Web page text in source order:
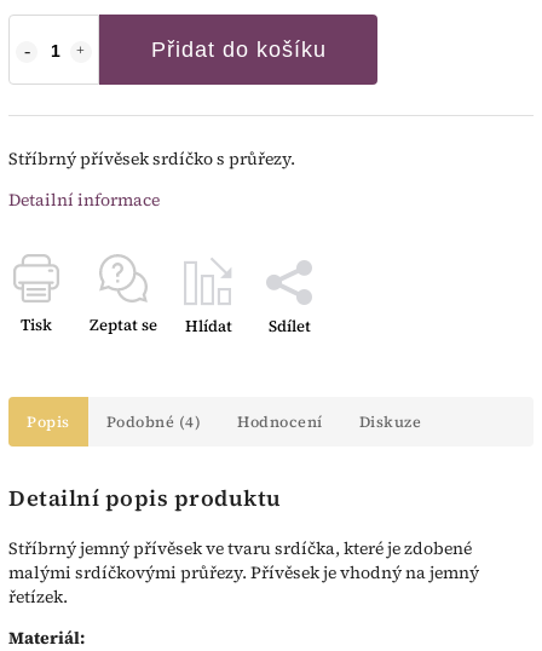
Přidat do košíku
Stříbrný přívěsek srdíčko s průřezy.
Detailní informace
Tisk Zeptat se Hlídat Sdílet
Popis Podobné (4) Hodnocení Diskuze
Detailní popis produktu
Stříbrný jemný přívěsek ve tvaru srdíčka, které je zdobené
malými srdíčkovými průřezy. Přívěsek je vhodný na jemný
řetízek.
Materiál: